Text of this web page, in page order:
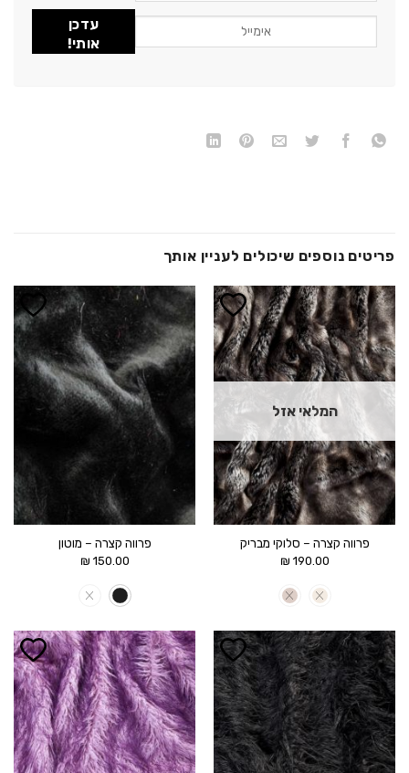
עדכן
אותי!
פריטים נוספים שיכולים לעניין אותך
הוסף ל
WISHLIST
המלאי אזל
פרווה קצרה – סלוקי מבריק
190.00
₪
הוסף ל
WISHLIST
פרווה קצרה – מוטון
150.00
₪
הוסף ל
WISHLIST
הוסף ל
WISHLIST